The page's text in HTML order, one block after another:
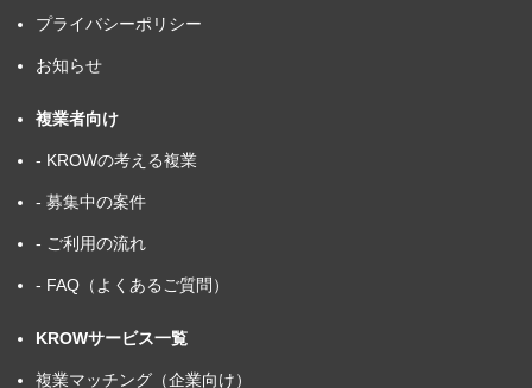
プライバシーポリシー
お知らせ
複業者向け
- KROWの考える複業
- 募集中の案件
- ご利用の流れ
- FAQ（よくあるご質問）
KROWサービス一覧
複業マッチング（企業向け）